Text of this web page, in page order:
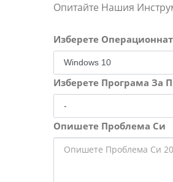
Опитайте Нашия
Изберете
Изберете Програма За
Опишете Проблема Си